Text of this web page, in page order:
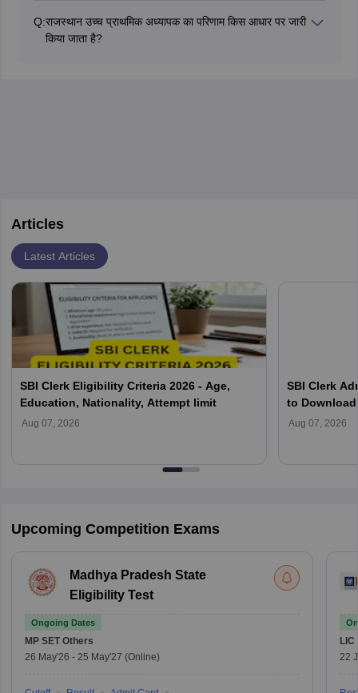
Q:राजस्थान उच्च प्राथमिक अध्यापक का परिणाम किस आधार पर जारी
किया जाता है?
Articles
Latest Articles
SBI Clerk Eligibility Criteria 2026 - Age,
Education, Nationality, Attempt limit
Aug 07, 2026
SBI Clerk
to
Aug 07, 2026
Upcoming Competition Exams
Madhya Pradesh State
Eligibility Test
Ongoing Dates
MP SET Others
26 May'26 - 25 May'27 (Online)
LIC
22